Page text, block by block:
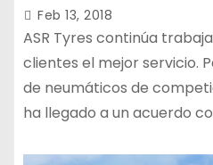
Feb 13, 2018
ASR Tyres continúa
clientes el mejor servicio.
de neumáticos de
ha llegado a un acuerdo